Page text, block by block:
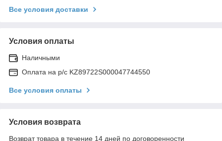
Все условия доставки
Условия оплаты
Наличными
Оплата на р/с KZ89722S000047744550
Все условия оплаты
Условия возврата
Возврат товара в течение 14 дней по договоренности